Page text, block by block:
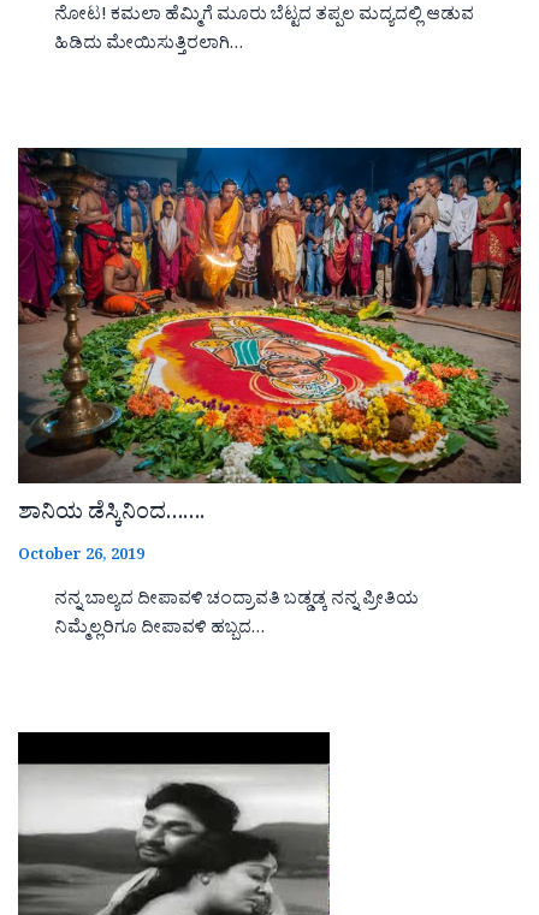
ನೋಟ! ಕಮಲಾ ಹೆಮ್ಮಿಗೆ ಮೂರು ಬೆಟ್ಟದ ತಪ್ಪಲ ಮದ್ಯದಲ್ಲಿ ಆಡುವ
ಹಿಡಿದು ಮೇಯಿಸುತ್ತಿರಲಾಗಿ…
ಶಾನಿಯ ಡೆಸ್ಕಿನಿಂದ…….
October 26, 2019
ನನ್ನ ಬಾಲ್ಯದ ದೀಪಾವಳಿ ಚಂದ್ರಾವತಿ ಬಡ್ಡಡ್ಕ ನನ್ನ ಪ್ರೀತಿಯ
ನಿಮ್ಮೆಲ್ಲರಿಗೂ ದೀಪಾವಳಿ ಹಬ್ಬದ…